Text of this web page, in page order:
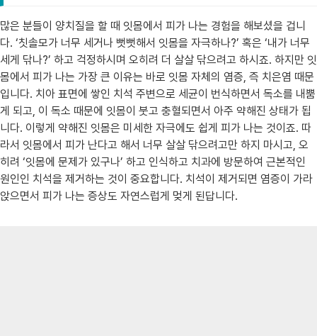
많은 분들이 양치질을 할 때 잇몸에서 피가 나는 경험을 해보셨을 겁니
다. ‘칫솔모가 너무 세거나 뻣뻣해서 잇몸을 자극하나?’ 혹은 ‘내가 너무
세게 닦나?’ 하고 걱정하시며 오히려 더 살살 닦으려고 하시죠. 하지만 잇
몸에서 피가 나는 가장 큰 이유는 바로 잇몸 자체의 염증, 즉 치은염 때문
입니다. 치아 표면에 쌓인 치석 주변으로 세균이 번식하면서 독소를 내뿜
게 되고, 이 독소 때문에 잇몸이 붓고 충혈되면서 아주 약해진 상태가 됩
니다. 이렇게 약해진 잇몸은 미세한 자극에도 쉽게 피가 나는 것이죠. 따
라서 잇몸에서 피가 난다고 해서 너무 살살 닦으려고만 하지 마시고, 오
히려 ‘잇몸에 문제가 있구나’ 하고 인식하고 치과에 방문하여 근본적인
원인인 치석을 제거하는 것이 중요합니다. 치석이 제거되면 염증이 가라
앉으면서 피가 나는 증상도 자연스럽게 멎게 된답니다.